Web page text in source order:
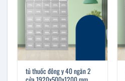
tủ thuốc đông y 40 ngăn 2